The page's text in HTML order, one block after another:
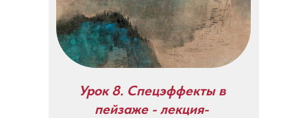
Урок 8. Спецэффекты в
пейзаже - лекция-